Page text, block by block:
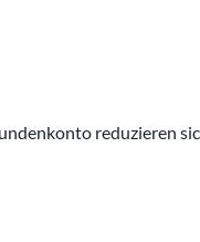
reduzieren